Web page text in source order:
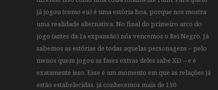
já jogou (como eu) é uma estória boa, porque nos mostra
uma realidade alternativa. No final do primeiro arco do
jogo (antes da 1a expansão) nós vencemos o Rei Negro. Já
sabemos as estórias de todas aquelas personagens – pelo
menos quem jogou as fases extras deles sabe XD – e é
exatamente isso. Esse é um momento em que as relações já
estão estabelecidas, já conhecemos mais de 150